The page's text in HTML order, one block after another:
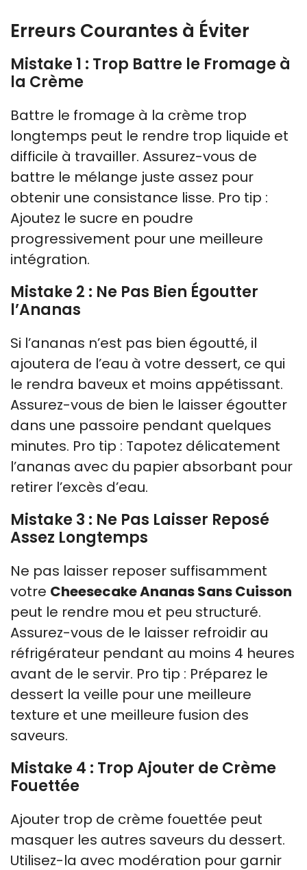
Erreurs Courantes à Éviter
Mistake 1 : Trop Battre le Fromage à
la Crème
Battre le fromage à la crème trop
longtemps peut le rendre trop liquide et
difficile à travailler. Assurez-vous de
battre le mélange juste assez pour
obtenir une consistance lisse. Pro tip :
Ajoutez le sucre en poudre
progressivement pour une meilleure
intégration.
Mistake 2 : Ne Pas Bien Égoutter
l’Ananas
Si l’ananas n’est pas bien égoutté, il
ajoutera de l’eau à votre dessert, ce qui
le rendra baveux et moins appétissant.
Assurez-vous de bien le laisser égoutter
dans une passoire pendant quelques
minutes. Pro tip : Tapotez délicatement
l’ananas avec du papier absorbant pour
retirer l’excès d’eau.
Mistake 3 : Ne Pas Laisser Reposé
Assez Longtemps
Ne pas laisser reposer suffisamment
votre Cheesecake Ananas Sans Cuisson
peut le rendre mou et peu structuré.
Assurez-vous de le laisser refroidir au
réfrigérateur pendant au moins 4 heures
avant de le servir. Pro tip : Préparez le
dessert la veille pour une meilleure
texture et une meilleure fusion des
saveurs.
Mistake 4 : Trop Ajouter de Crème
Fouettée
Ajouter trop de crème fouettée peut
masquer les autres saveurs du dessert.
Utilisez-la avec modération pour garnir